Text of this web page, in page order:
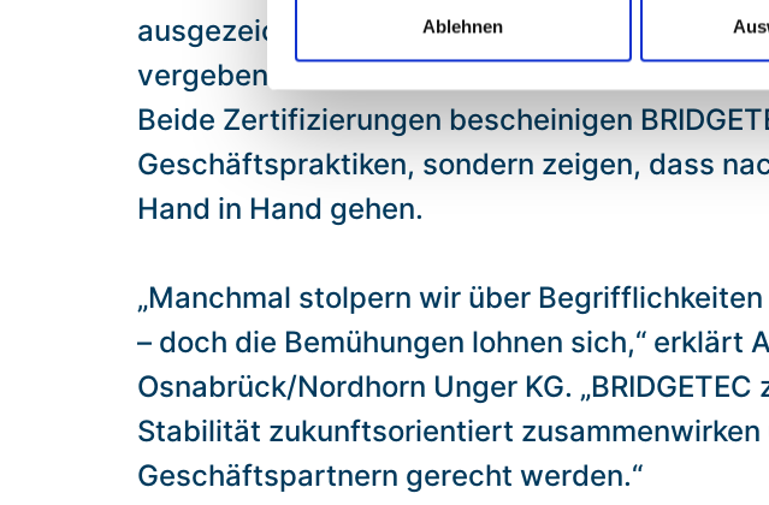
Ablehnen
ausgezeichnet. Das CrefoZert wird nur an
vergeben und ist ein klares Zeichen für die
Beide Zertifizierungen bescheinigen
Geschäftspraktiken, sondern zeigen, dass
Hand in Hand gehen.
„Manchmal stolpern wir über
– doch die Bemühungen lohnen sich,“ erklärt
Osnabrück/Nordhorn Unger KG.
Stabilität zukunftsorientiert
Geschäftspartnern gerecht werden.“